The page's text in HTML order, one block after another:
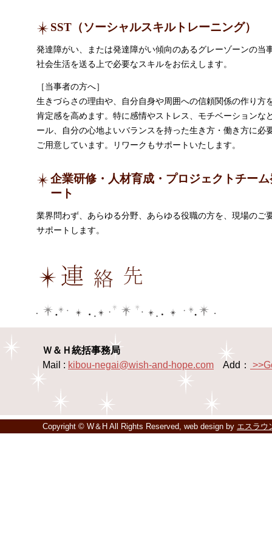
SST（ソーシャルスキルトレーニング）
発達障がい、または発達障がい傾向のあるグレーゾーンの当
社会生活を送る上で必要なスキルをお伝えします。
［当事者の方へ］
生きづらさの理由や、自分自身や周囲への信頼関係の作り方
肯定感を高めます。特に感情やストレス、モチベーションな
ール、自分の心地よいバランスを持った生き方・働き方に必
ご用意しています。リワークもサポートいたします。
企業研修・人材育成・プロジェクトチー
ート
業界問わず、あらゆる分野、あらゆる役職の方を、現場のご
サポートします。
Ｗ＆Ｈ統括事務局
Mail : kibou-negai@wish-and-hope.com Add：
Copyright © W＆H All Rights Reserved, web design by エスラウ